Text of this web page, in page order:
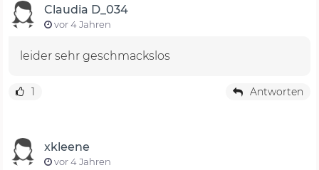
Claudia D_034
vor 4 Jahren
leider sehr geschmackslos
1 Antworten
xkleene
vor 4 Jahren